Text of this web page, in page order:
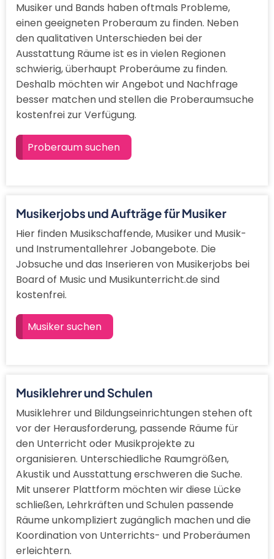
Musiker und Bands haben oftmals Probleme,
einen geeigneten Proberaum zu finden. Neben
den qualitativen Unterschieden bei der
Ausstattung Räume ist es in vielen Regionen
schwierig, überhaupt Proberäume zu finden.
Deshalb möchten wir Angebot und Nachfrage
besser matchen und stellen die Proberaumsuche
kostenfrei zur Verfügung.
Proberaum suchen
Musikerjobs und Aufträge für Musiker
Hier finden Musikschaffende, Musiker und Musik-
und Instrumentallehrer Jobangebote. Die
Jobsuche und das Inserieren von Musikerjobs bei
Board of Music und Musikunterricht.de sind
kostenfrei.
Musiker suchen
Musiklehrer und Schulen
Musiklehrer und Bildungseinrichtungen stehen oft
vor der Herausforderung, passende Räume für
den Unterricht oder Musikprojekte zu
organisieren. Unterschiedliche Raumgrößen,
Akustik und Ausstattung erschweren die Suche.
Mit unserer Plattform möchten wir diese Lücke
schließen, Lehrkräften und Schulen passende
Räume unkompliziert zugänglich machen und die
Koordination von Unterrichts- und Proberäumen
erleichtern.